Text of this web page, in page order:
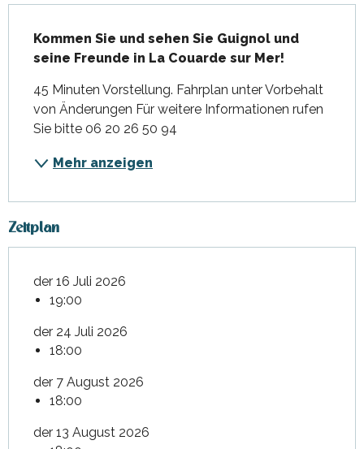
Kommen Sie und sehen Sie Guignol und
seine Freunde in La Couarde sur Mer!
45 Minuten Vorstellung. Fahrplan unter Vorbehalt
von Änderungen Für weitere Informationen rufen
Sie bitte 06 20 26 50 94
Mehr anzeigen
Zeitplan
der 16 Juli 2026
19:00
der 24 Juli 2026
18:00
der 7 August 2026
18:00
der 13 August 2026